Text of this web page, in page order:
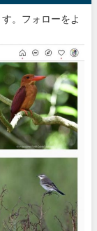
。フォローをよ